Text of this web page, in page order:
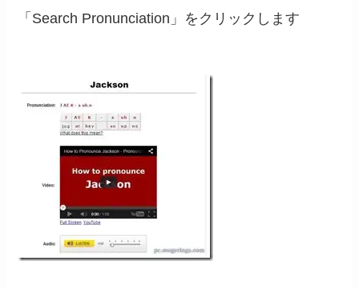
「Search Pronunciation」をクリックします